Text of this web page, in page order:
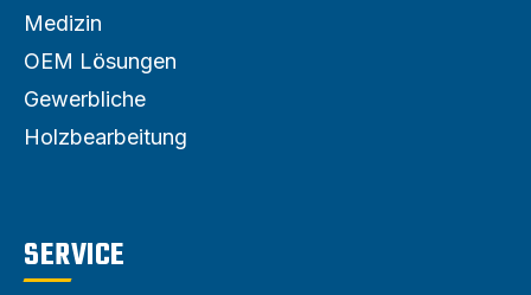
Medizin
OEM Lösungen
Gewerbliche
Holzbearbeitung
SERVICE